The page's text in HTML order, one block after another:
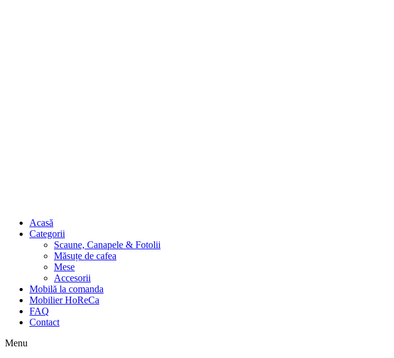
Acasă
Categorii
Scaune, Canapele & Fotolii
Măsuțe de cafea
Mese
Accesorii
Mobilă la comanda
Mobilier HoReCa
FAQ
Contact
Menu